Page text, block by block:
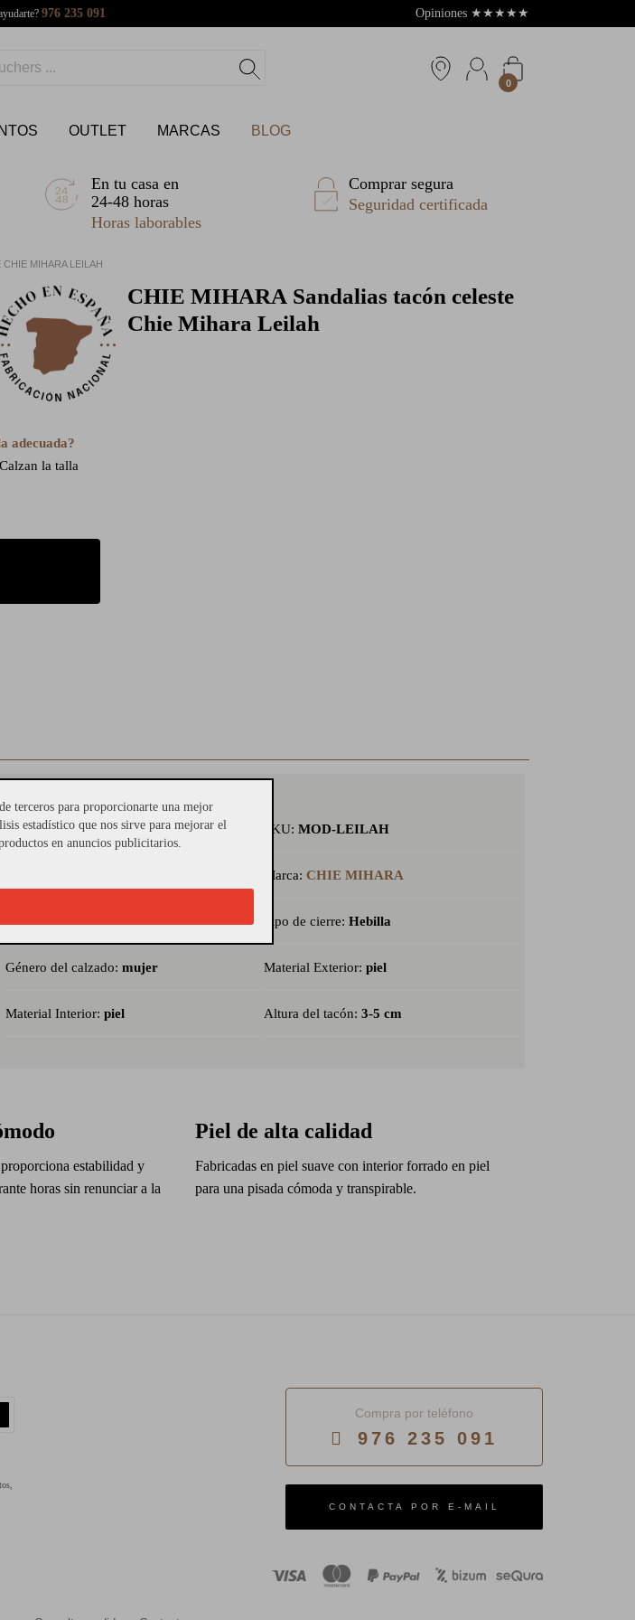
976 235 091 Opiniones ★ ★ ★ ★ ★
0
OUTLET MARCAS BLOG
En tu casa en
24-48 horas
Horas laborables
Comprar segura
Seguridad certificada
MIHARA LEILAH
CHIE MIHARA Sandalias tacón celeste
Chie Mihara Leilah
adecuada?
la talla
Referencia Seleccionada:133204_37 SKU: MOD-LEILAH
Marca: CHIE MIHARA
Tipo de cierre: Hebilla
Género del calzado: mujer Material Exterior: piel
Material Interior: piel Altura del tacón: 3-5 cm
estabilidad y
horas sin renunciar a la
Piel de alta calidad
Fabricadas en piel suave con interior forrado en piel
para una pisada cómoda y transpirable.
Compra por teléfono
976 235 091
E-MAIL
terceros para proporcionarte una mejor
estadístico que nos sirve para mejorar el
en anuncios publicitarios.